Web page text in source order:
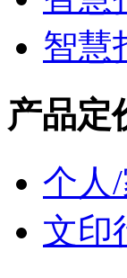
智慧
产品定
个人
文印